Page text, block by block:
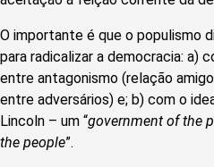
O importante é que o populismo
para radicalizar a democracia: a)
entre antagonismo (relação
entre adversários) e; b) com o
Lincoln – um “government of the
the people”.